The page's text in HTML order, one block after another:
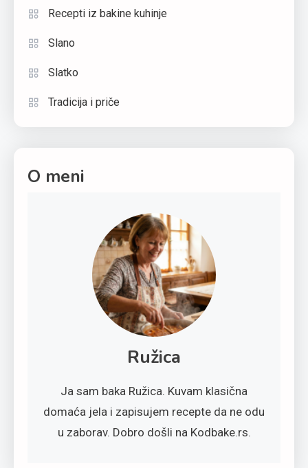
Recepti iz bakine kuhinje
Slano
Slatko
Tradicija i priče
O meni
Ružica
Ja sam baka Ružica. Kuvam klasična
domaća jela i zapisujem recepte da ne odu
u zaborav. Dobro došli na Kodbake.rs.